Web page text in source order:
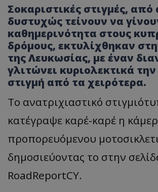
Σοκαριστικές στιγμές, από
δυστυχώς τείνουν να
καθημερινότητα στους
δρόμους, εκτυλίχθηκαν
της Λευκωσίας, με έναν
γλιτώνει κυριολεκτικά
στιγμή από τα χειρότερα.
Το ανατριχιαστικό
κατέγραψε καρέ-καρέ η
προπορευόμενου
δημοσιεύοντας το στην
RoadReportCY.